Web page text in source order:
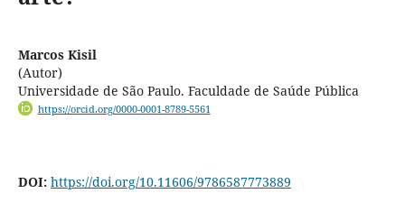
Marcos Kisil
(Autor)
Universidade de São Paulo. Faculdade de Saúde Pública
https://orcid.org/0000-0001-8789-5561
DOI: https://doi.org/10.11606/9786587773889